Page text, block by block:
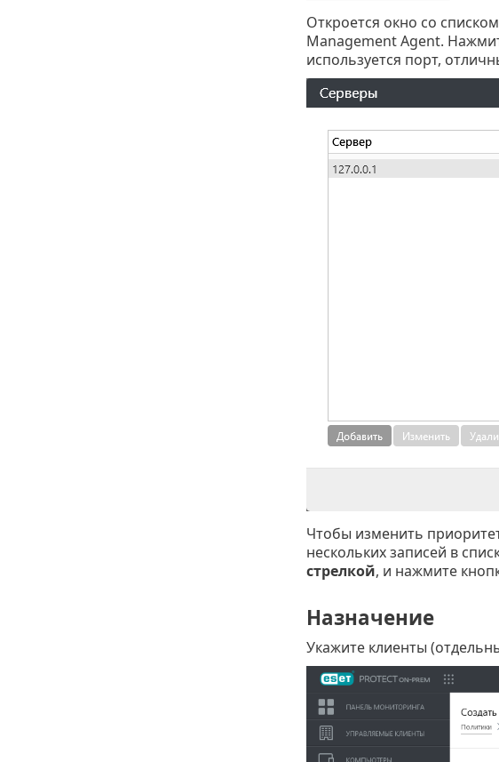
Откроется окно со
Management Agent.
используется порт,
Чтобы изменить
нескольких записей в
стрелкой, и нажмите
Назначение
Укажите клиенты